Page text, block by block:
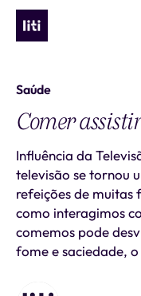
Saúde
Comer
Influência da
televisão se tornou
refeições de
como interagimos
comemos pode
fome e saciedade,